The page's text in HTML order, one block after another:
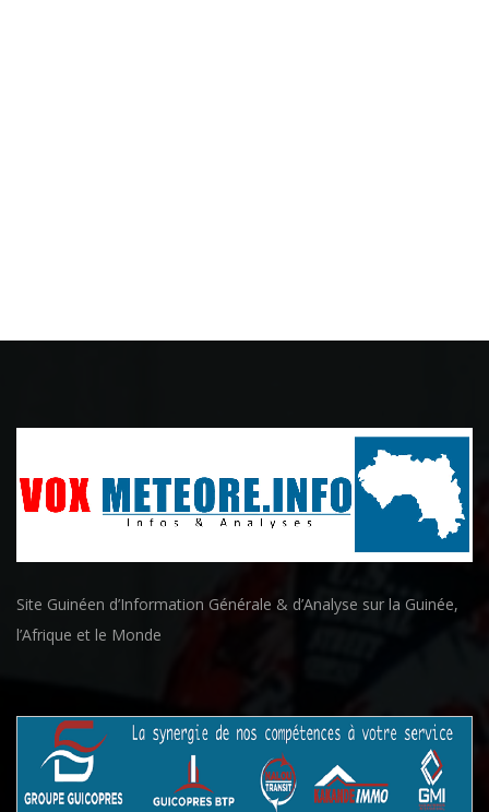
Site Guinéen d’Information Générale & d’Analyse sur la Guinée,
l’Afrique et le Monde